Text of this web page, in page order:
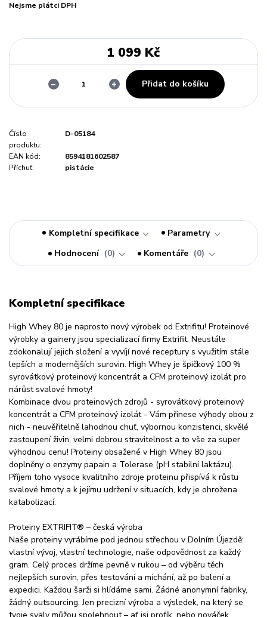
Nejsme plátci DPH
1 099 Kč
Přidat do košíku
Číslo
produktu:
D-05184
EAN kód:
8594181602587
Příchuť:
pistácie
Kompletní specifikace
Parametry
Hodnocení
0 Komentáře 0
Kompletní specifikace
High Whey 80 je naprosto nový výrobek od Extrifitu! Proteinové
výrobky a gainery jsou specializací firmy Extrifit. Neustále
zdokonalují jejich složení a vyvíjí nové receptury s využitím stále
lepších a modernějších surovin. High Whey je špičkový 100 %
syrovátkový proteinový koncentrát a CFM proteinový izolát pro
nárůst svalové hmoty!
Kombinace dvou proteinových zdrojů - syrovátkový proteinový
koncentrát a CFM proteinový izolát - Vám přinese výhody obou z
nich - neuvěřitelně lahodnou chuť, výbornou konzistenci, skvělé
zastoupení živin, velmi dobrou stravitelnost a to vše za super
výhodnou cenu! Proteiny obsažené v High Whey 80 jsou
doplněny o enzymy papain a Tolerase (pH stabilní laktázu).
Příjem toho vysoce kvalitního zdroje proteinu přispívá k růstu
svalové hmoty a k jejímu udržení v situacích, kdy je ohrožena
katabolizací.
Proteiny EXTRIFIT® – česká výroba
Naše proteiny vyrábíme pod jednou střechou v Dolním Újezdě:
vlastní vývoj, vlastní technologie, naše odpovědnost za každý
gram. Celý proces držíme pevně v rukou – od výběru těch
nejlepších surovin, přes testování a míchání, až po balení a
expedici. Každou šarži si hlídáme sami. Žádné anonymní fabriky,
žádný outsourcing. Jen precizní výroba a výsledek, na který se
tvoje svaly můžou spolehnout – ať jsi profík, nebo nováček.